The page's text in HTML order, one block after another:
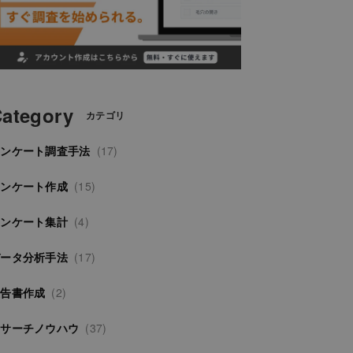
カテゴリ
ケート調査手法 (17)
ケート作成 (15)
ケート集計 (4)
タ分析手法 (17)
書作成 (2)
ーチノウハウ (37)